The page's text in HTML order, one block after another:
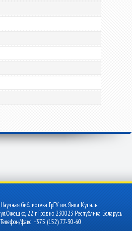
Научная библиотека ГрГУ им. Янки Купалы
ул.Ожешко, 22 г. Гродно 230023 Республика Беларусь
Телефон/факс: +375 (152) 77-30-60